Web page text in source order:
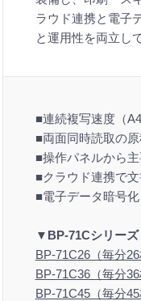
ラウド連携と電子
と運用性を両立し
■連続複写速度（
■両面同時読取の
■操作パネルから
■クラウド連携で
■電子データ暗号
▼BP-71Cシリーズ
BP-71C26（毎分26
BP-71C36（毎分36
BP-71C45（毎分45